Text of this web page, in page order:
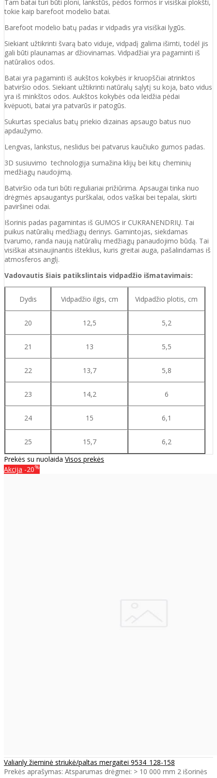
Tam batai turi būti ploni, lankstūs, pėdos formos ir visiškai plokšti,
tokie kaip barefoot modelio batai.
Barefoot modelio batų padas ir vidpadis yra visiškai lygūs.
Siekiant užtikrinti švarą bato viduje, vidpadį galima išimti, todėl jis
gali būti plaunamas ar džiovinamas. Vidpadžiai yra pagaminti iš
natūralios odos.
Batai yra pagaminti iš aukštos kokybės ir kruopščiai atrinktos
batviršio odos. Siekiant užtikrinti natūralų sąlytį su koja, bato vidus
yra iš minkštos odos. Aukštos kokybės oda leidžia pėdai
kvėpuoti, batai yra patvarūs ir patogūs.
Sukurtas specialus batų priekio dizainas apsaugo batus nuo
apdaužymo.
Lengvas, lankstus, neslidus bei patvarus kaučiuko gumos padas.
3D susiuvimo technologija sumažina klijų bei kitų cheminių
medžiagų naudojimą.
Batviršio oda turi būti reguliariai prižiūrima. Apsaugai tinka nuo
drėgmės apsaugantys purškalai, odos vaškai bei tepalai, skirti
paviršinei odai.
Išorinis padas pagamintas iš GUMOS ir CUKRANENDRIŲ. Tai
puikus natūralių medžiagų derinys. Gamintojas, siekdamas
tvarumo, randa naują natūralių medžiagų panaudojimo būdą. Tai
visiškai atsinaujinantis išteklius, kuris greitai auga, pašalindamas iš
atmosferos anglį.
Vadovautis šiais patikslintais vidpadžio išmatavimais:
Dydis Vidpadžio ilgis, cm Vidpadžio plotis, cm
20 12,5 5,2
21 13 5,5
22 13,7 5,8
23 14,2 6
24 15 6,1
25 15,7
6,2
Prekės su nuolaida Visos prekės
Akcija -20%
Valianly žieminė striukė/paltas mergaitei 9534_128-158
Prekės aprašymas: Atsparumas drėgmei: > 10 000 mm 2 išorinės